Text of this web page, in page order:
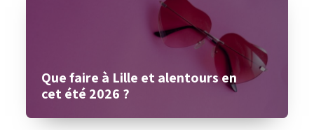
Que faire à Lille et alentours en
cet été 2026 ?